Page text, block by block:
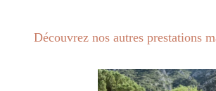
Découvrez nos autres prestations